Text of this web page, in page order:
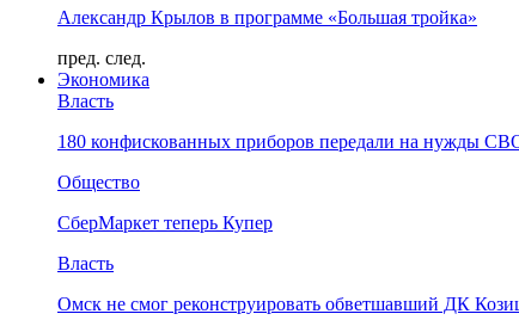
Александр Крылов в программе «Большая тройка»
пред. след.
Экономика
Власть
180 конфискованных приборов передали на нужды
Общество
СберМаркет теперь Купер
Власть
Омск не смог реконструировать обветшавший ДК